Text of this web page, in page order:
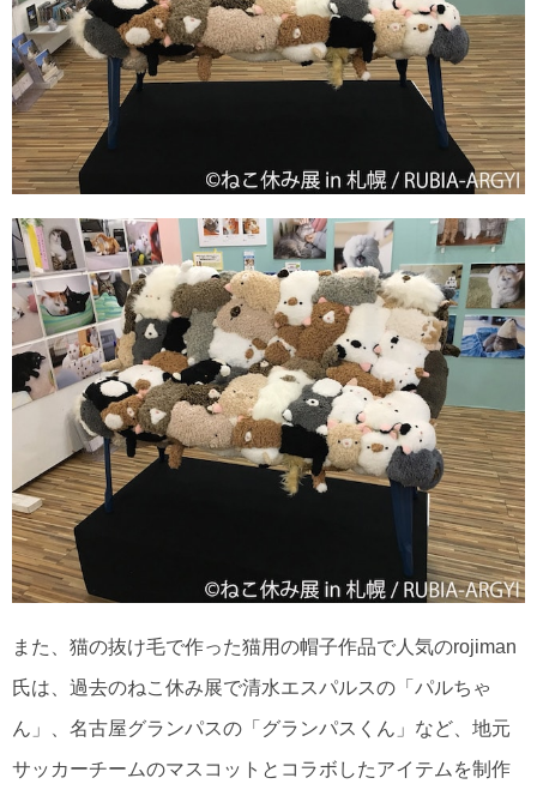
また、猫の抜け毛で作った猫用の帽子作品で人気のrojiman
氏は、過去のねこ休み展で清水エスパルスの「パルちゃ
ん」、名古屋グランパスの「グランパスくん」など、地元
サッカーチームのマスコットとコラボしたアイテムを制作